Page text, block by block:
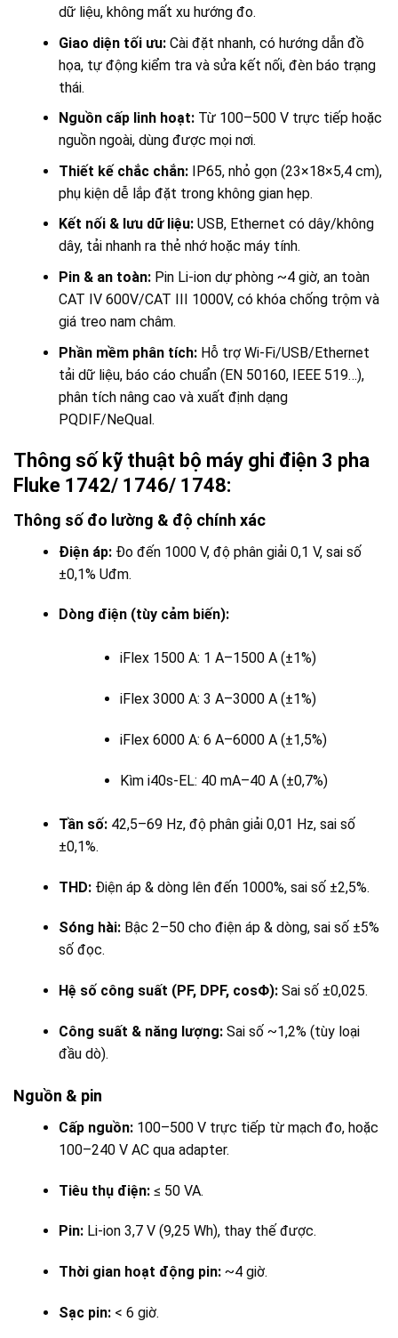
dữ liệu, không mất xu hướng đo.
Giao diện tối ưu:Cài đặt nhanh, có hướng dẫn đồ
họa, tự động kiểm tra và sửa kết nối, đèn báo trạng
thái.
Nguồn cấp linh hoạt:Từ 100–500 V trực tiếp hoặc
nguồn ngoài, dùng được mọi nơi.
Thiết kế chắc chắn:IP65, nhỏ gọn (23×18×5,4 cm),
phụ kiện dễ lắp đặt trong không gian hẹp.
Kết nối & lưu dữ liệu:USB, Ethernet có dây/không
dây, tải nhanh ra thẻ nhớ hoặc máy tính.
Pin & an toàn:Pin Li-ion dự phòng ~4 giờ, an toàn
CAT IV 600V/CAT III 1000V, có khóa chống trộm và
giá treo nam châm.
Phần mềm phân tích:Hỗ trợ Wi-Fi/USB/Ethernet
tải dữ liệu, báo cáo chuẩn (EN 50160, IEEE 519…),
phân tích nâng cao và xuất định dạng
PQDIF/NeQual.
Thông số kỹ thuật bộ máy ghi điện 3 pha
Fluke 1742/ 1746/ 1748:
Thông số đo lường & độ chính xác
Điện áp:Đo đến 1000 V, độ phân giải 0,1 V, sai số
±0,1% Uđm.
Dòng điện (tùy cảm biến):
iFlex 1500 A: 1 A–1500 A (±1%)
iFlex 3000 A: 3 A–3000 A (±1%)
iFlex 6000 A: 6 A–6000 A (±1,5%)
Kìm i40s-EL: 40 mA–40 A (±0,7%)
Tần số:42,5–69 Hz, độ phân giải 0,01 Hz, sai số
±0,1%.
THD:Điện áp & dòng lên đến 1000%, sai số ±2,5%.
Sóng hài:Bậc 2–50 cho điện áp & dòng, sai số ±5%
số đọc.
Hệ số công suất (PF, DPF, cosΦ):Sai số ±0,025.
Công suất & năng lượng:Sai số ~1,2% (tùy loại
đầu dò).
Nguồn & pin
Cấp nguồn:100–500 V trực tiếp từ mạch đo, hoặc
100–240 V AC qua adapter.
Tiêu thụ điện:≤ 50 VA.
Pin:Li-ion 3,7 V (9,25 Wh), thay thế được.
Thời gian hoạt động pin:~4 giờ.
Sạc pin:< 6 giờ.